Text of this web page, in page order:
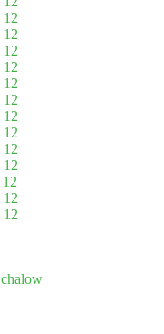
12
12
12
12
12
12
12
12
12
12
12
12
12
chalow